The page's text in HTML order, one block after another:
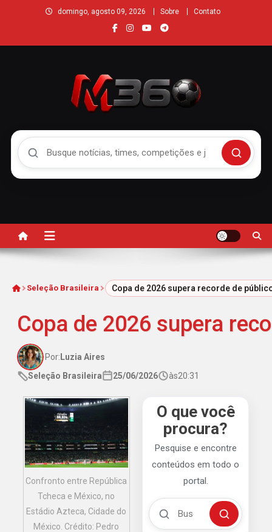
domingo, agosto 09, 2026 Sobre Contato
Buscar
InícioSeleção Brasileira Copa de 2026 supera recorde de
Copa de 2026 supera
Por: Luzia Aires
Seleção Brasileira
25/06/2026 às20:31
Confronto entre República
Tcheca e México, no
Estádio Azteca, Cidade do
México. Crédito: Pedro
O que você
procura?
Pesquise e encontre
conteúdos em todo o
portal.
Buscar no Mengão 360
Buscar